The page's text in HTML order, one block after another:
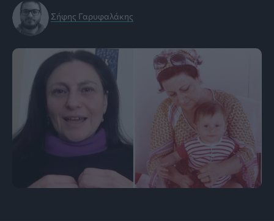
Σήφης Γαρυφαλάκης